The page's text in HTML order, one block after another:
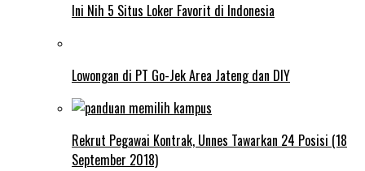
Ini Nih 5 Situs Loker Favorit di Indonesia
Lowongan di PT Go-Jek Area Jateng dan DIY
Rekrut Pegawai Kontrak, Unnes Tawarkan 24 Posisi (18
September 2018)